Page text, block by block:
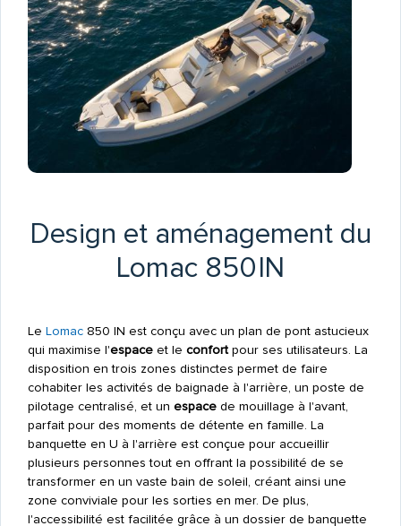
Design et aménagement du
Lomac 850 IN
Le Lomac850 IN est conçu avec un plan de pont astucieux
qui maximise l'espaceet le confortpour ses utilisateurs. La
disposition en trois zones distinctes permet de faire
cohabiter les activités de baignade à l'arrière, un poste de
pilotage centralisé, et un espacede mouillage à l'avant,
parfait pour des moments de détente en famille. La
banquette en U à l'arrière est conçue pour accueillir
plusieurs personnes tout en offrant la possibilité de se
transformer en un vaste bain de soleil, créant ainsi une
zone conviviale pour les sorties en mer. De plus,
l'accessibilité est facilitée grâce à un dossier de banquette